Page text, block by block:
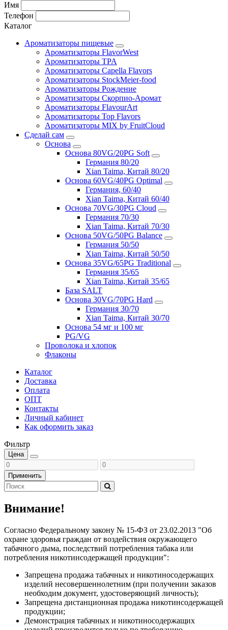
Имя
Телефон
Каталог
Ароматизаторы пищевые
Ароматизаторы FlavorWest
Ароматизаторы TPA
Ароматизаторы Capella Flavors
Ароматизаторы StockMeier-food
Ароматизаторы Рождение
Ароматизаторы Скорпио-Аромат
Ароматизаторы FlavourArt
Ароматизаторы Top Flavors
Ароматизаторы MIX by FruitCloud
Сделай сам
Основа
Основа 80VG/20PG Soft
Германия 80/20
Xian Taima, Китай 80/20
Основа 60VG/40PG Optimal
Германия, 60/40
Xian Taima, Китай 60/40
Основа 70VG/30PG Cloud
Германия 70/30
Xian Taima, Китай 70/30
Основа 50VG/50PG Balance
Германия 50/50
Xian Taima, Китай 50/50
Основа 35VG/65PG Traditional
Германия 35/65
Xian Taima, Китай 35/65
База SALT
Основа 30VG/70PG Hard
Германия 30/70
Xian Taima, Китай 30/70
Основа 54 мг и 100 мг
PG/VG
Проволока и хлопок
Флаконы
Каталог
Доставка
Оплата
ОПТ
Контакты
Личный кабинет
Как оформить заказ
Фильтр
Цена
Применить
Внимание!
Согласно Федеральному закону № 15-ФЗ от 23.02.2013 "Об
охране здоровья граждан от воздействия окружающего
табачного дыма, последствий потребления табака или
потребления никотинсодержащей продукции":
Запрещена продажа табачных и никотиносодержащих
изделий несовершеннолетним (при получении заказов
необходим документ, удостоверяющий личность);
Запрещена дистанционная продажа никотинсодержащей
продукции;
Демонстрация табачных и никотиносодержащих